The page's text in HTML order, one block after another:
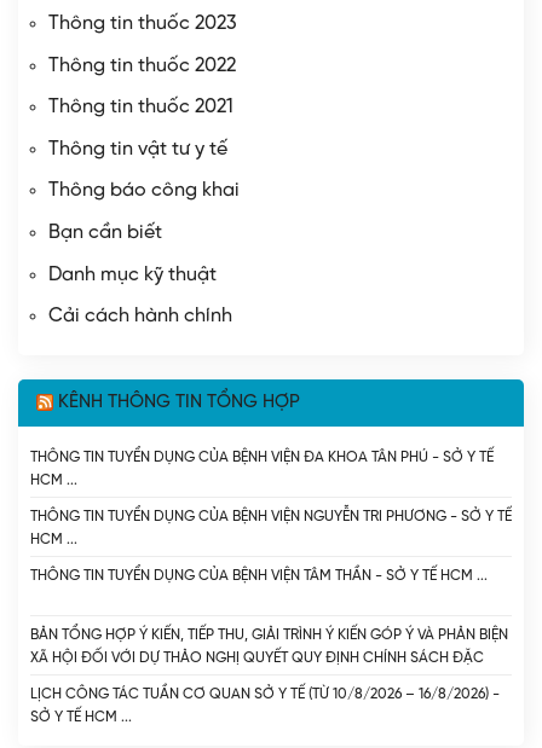
Thông tin thuốc 2023
Thông tin thuốc 2022
Thông tin thuốc 2021
Thông tin vật tư y tế
Thông báo công khai
Bạn cần biết
Danh mục kỹ thuật
Cải cách hành chính
KÊNH THÔNG TIN TỔNG HỢP
THÔNG TIN TUYỂN DỤNG CỦA BỆNH VIỆN ĐA KHOA TÂN PHÚ - SỞ Y TẾ
HCM
THÔNG TIN TUYỂN DỤNG CỦA BỆNH VIỆN NGUYỄN TRI PHƯƠNG - SỞ Y TẾ
HCM
THÔNG TIN TUYỂN DỤNG CỦA BỆNH VIỆN TÂM THẦN - SỞ Y TẾ HCM
BẢN TỔNG HỢP Ý KIẾN, TIẾP THU, GIẢI TRÌNH Ý KIẾN GÓP Ý VÀ PHẢN BIỆN
XÃ HỘI ĐỐI VỚI DỰ THẢO NGHỊ QUYẾT QUY ĐỊNH CHÍNH SÁCH ĐẶC
THÙ HỖ TRỢ ĐÀO TẠO BÁC SĨ NỘI TRÚ ĐÁP ỨNG NHU CẦU PHÁT TRIỂN
CHUYÊN SÂU CỦA NGÀNH Y TẾ THÀNH PHỐ HỒ CHÍ MINH - SỞ Y TẾ TP.
HỒ CHÍ MINH
LỊCH CÔNG TÁC TUẦN CƠ QUAN SỞ Y TẾ (TỪ 10/8/2026 – 16/8/2026) -
SỞ Y TẾ HCM